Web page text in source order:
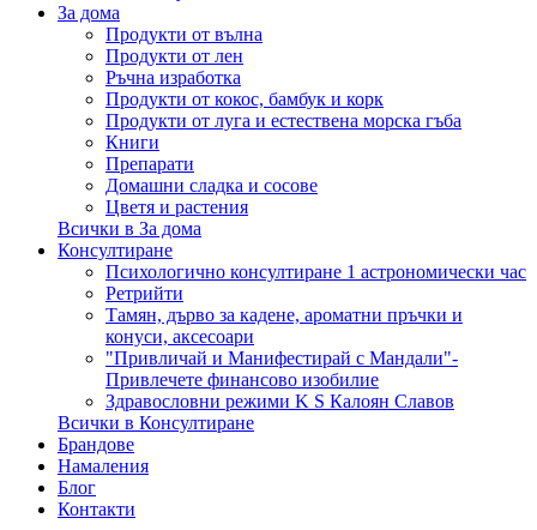
За дома
Продукти от вълна
Продукти от лен
Ръчна изработка
Продукти от кокос, бамбук и корк
Продукти от луга и естествена морска гъба
Книги
Препарати
Домашни сладка и сосове
Цветя и растения
Всички в За дома
Консултиране
Психологично консултиране 1 астрономически час
Ретрийти
Тамян, дърво за кадене, ароматни пръчки и
конуси, аксесоари
"Привличай и Манифестирай с Мандали"-
Привлечете финансово изобилие
Здравословни режими K S Калоян Славов
Всички в Консултиране
Брандове
Намаления
Блог
Контакти